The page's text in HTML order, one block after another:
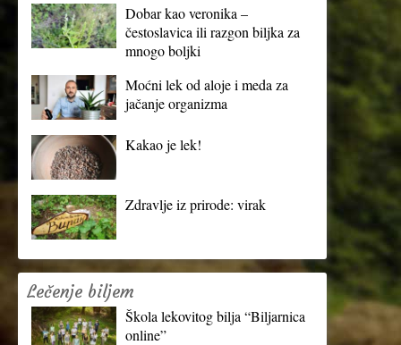
Dobar kao veronika –
čestoslavica ili razgon biljka za
mnogo boljki
Moćni lek od aloje i meda za
jačanje organizma
Kakao je lek!
Zdravlje iz prirode: virak
Lečenje biljem
Škola lekovitog bilja “Biljarnica
online”